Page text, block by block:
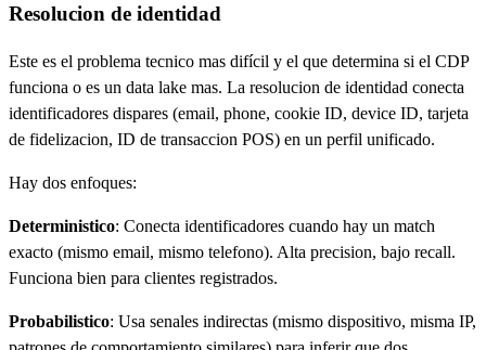
Resolucion de identidad
Este es el problema tecnico mas difícil y el que determina si el CDP
funciona o es un data lake mas. La resolucion de identidad conecta
identificadores dispares (email, phone, cookie ID, device ID, tarjeta
de fidelizacion, ID de transaccion POS) en un perfil unificado.
Hay dos enfoques:
Deterministico: Conecta identificadores cuando hay un match
exacto (mismo email, mismo telefono). Alta precision, bajo recall.
Funciona bien para clientes registrados.
Probabilistico: Usa senales indirectas (mismo dispositivo, misma IP,